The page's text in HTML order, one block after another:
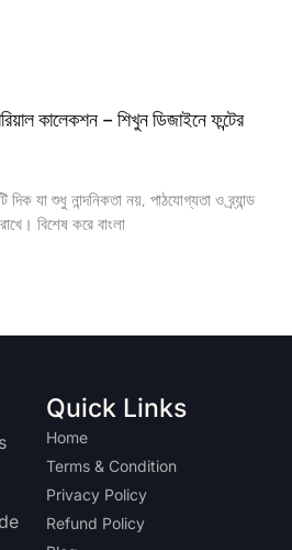
কালেকশন – শিখুন ডিজাইনে ফন্টের
যা শুধু নান্দনিকতা নয়, পাঠযোগ্যতা ও ব্র্যান্ড
বিশেষ করে বাংলা
Quick Links
Home
Terms & Condition
Privacy Policy
Refund Policy